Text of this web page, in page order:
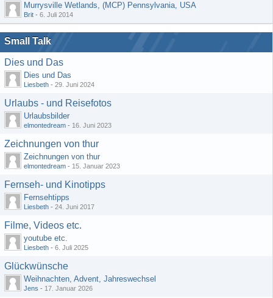
Murrysville Wetlands, (MCP) Pennsylvania, USA
Brit - 6. Juli 2014
Small Talk
Dies und Das
Dies und Das
Liesbeth - 29. Juni 2024
Urlaubs - und Reisefotos
Urlaubsbilder
elmontedream - 16. Juni 2023
Zeichnungen von thur
Zeichnungen von thur
elmontedream - 15. Januar 2023
Fernseh- und Kinotipps
Fernsehtipps
Liesbeth - 24. Juni 2017
Filme, Videos etc.
youtube etc.
Liesbeth - 6. Juli 2025
Glückwünsche
Weihnachten, Advent, Jahreswechsel
Jens - 17. Januar 2026